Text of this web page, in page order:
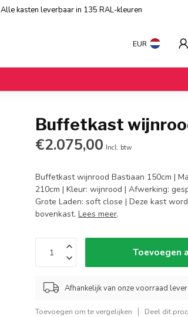
Alle kasten leverbaar in 135 RAL-kleuren
EUR
Buffetkast
€2.075,00 Incl. btw
Buffetkast wijnrood Bastiaan 150cm |
210cm | Kleur: wijnrood | Afwerking:
Grote Laden: soft close | Deze kast
bovenkast.Lees meer.
Toevoegen
Afhankelijk van onze voorraad
Toevoegen om te vergelijken Deel dit